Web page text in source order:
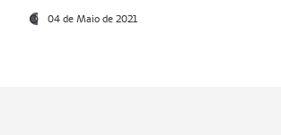
04 de Maio de 2021